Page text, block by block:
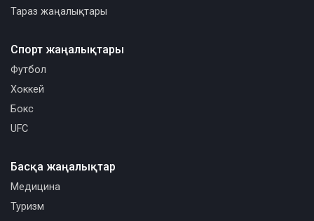
Тараз жаңалықтары
Спорт жаңалықтары
Футбол
Хоккей
Бокс
UFC
Басқа жаңалықтар
Медицина
Туризм